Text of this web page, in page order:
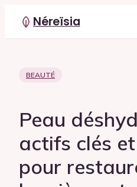
Néreïsia
BEAUTÉ
Peau
actifs clés
pour